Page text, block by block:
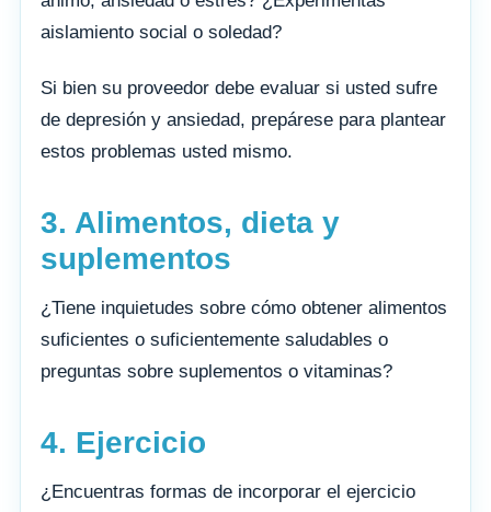
aislamiento social o soledad?
Si bien su proveedor debe evaluar si usted sufre
de depresión y ansiedad, prepárese para plantear
estos problemas usted mismo.
3. Alimentos, dieta y
suplementos
¿Tiene inquietudes sobre cómo obtener alimentos
suficientes o suficientemente saludables o
preguntas sobre suplementos o vitaminas?
4. Ejercicio
¿Encuentras formas de incorporar el ejercicio